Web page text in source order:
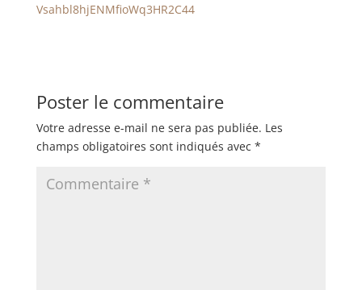
Vsahbl8hjENMfioWq3HR2C44
Poster le commentaire
Votre adresse e-mail ne sera pas publiée. Les
champs obligatoires sont indiqués avec *